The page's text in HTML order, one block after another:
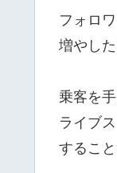
フォロ
増やし
乗客を
ライブ
すること